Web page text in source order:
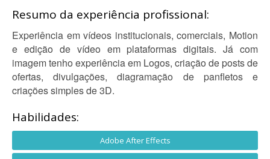
Resumo da experiência profissional:
Experiência em vídeos institucionais, comerciais, Motion
e edição de vídeo em plataformas digitais. Já com
imagem tenho experiência em Logos, criação de posts de
ofertas, divulgações, diagramação de panfletos e
criações simples de 3D.
Habilidades:
Adobe After Effects